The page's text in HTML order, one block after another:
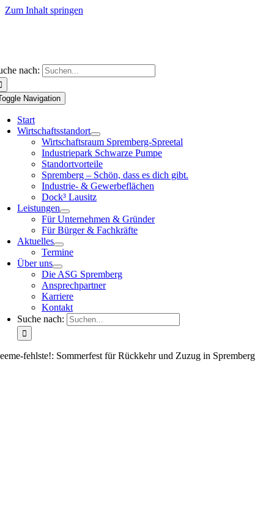
Zum Inhalt springen
nach:
Navigation
Start
Wirtschaftsstandort
Wirtschaftsraum Spremberg-Spreetal
Industriepark Schwarze Pumpe
Standortvorteile
Spremberg – Schön, dass es dich gibt.
Industrie- & Gewerbeflächen
Dock³ Lausitz
Leistungen
Für Unternehmen & Gründer
Für Bürger & Fachkräfte
Aktuelles
Termine
Über uns
Die ASG Spremberg
Ansprechpartner
Karriere
Kontakt
Suche nach:
fehlste!: Sommerfest für Rückkehr und Zuzug in Spremberg